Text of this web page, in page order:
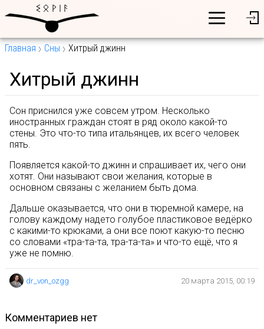
Главная Сны Хитрый джинн
Хитрый джинн
Сон приснился уже совсем утром. Несколько
иностранных граждан стоят в ряд около какой-то
стены. Это что-то типа итальянцев, их всего человек
пять.
Появляется какой-то джинн и спрашивает их, чего они
хотят. Они называют свои желания, которые в
основном связаны с желанием быть дома.
Дальше оказывается, что они в тюремной камере, на
голову каждому надето голубое пластиковое ведёрко
с какими-то крюками, а они все поют какую-то песню
со словами «тра-та-та, тра-та-та» и что-то ещё, что я
уже не помню.
dr_von_ozgg 20 марта 2015, 00:19
комментариев нет